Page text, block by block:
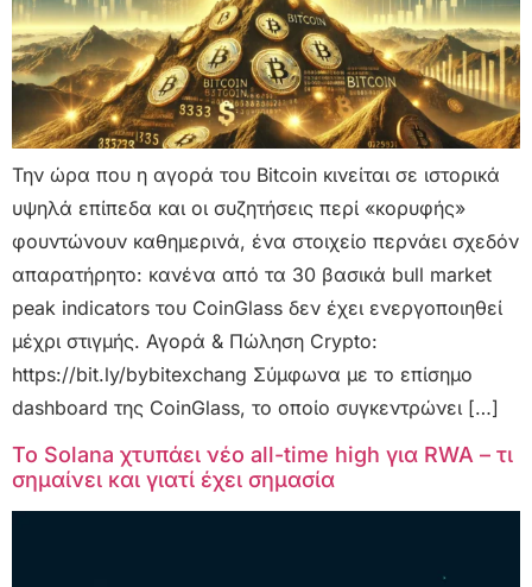
Την ώρα που η αγορά του Bitcoin κινείται σε ιστορικά
υψηλά επίπεδα και οι συζητήσεις περί «κορυφής»
φουντώνουν καθημερινά, ένα στοιχείο περνάει σχεδόν
απαρατήρητο: κανένα από τα 30 βασικά bull market
peak indicators του CoinGlass δεν έχει ενεργοποιηθεί
μέχρι στιγμής. Αγορά & Πώληση Crypto:
https://bit.ly/bybitexchang Σύμφωνα με το επίσημο
dashboard της CoinGlass, το οποίο συγκεντρώνει […]
Το Solana χτυπάει νέο all-time high για RWA – τι
σημαίνει και γιατί έχει σημασία